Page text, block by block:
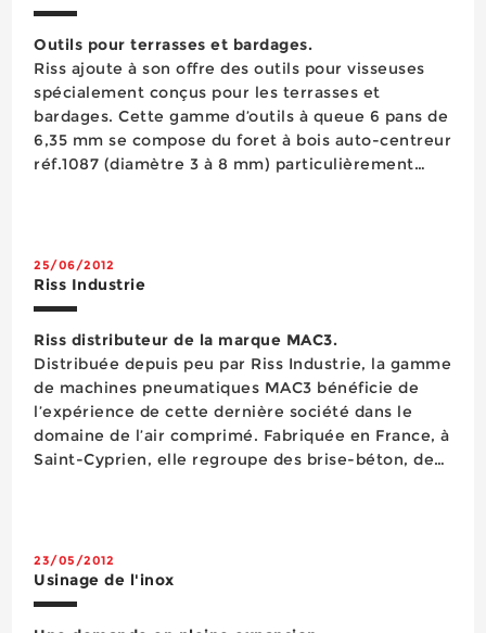
Outils pour terrasses et bardages.
Riss ajoute à son offre des outils pour visseuses
spécialement conçus pour les terrasses et
bardages. Cette gamme d’outils à queue 6 pans de
6,35 mm se compose du foret à bois auto-centreur
réf.1087 (diamètre 3 à 8 mm) particulièrement
25/06/2012
Riss Industrie
Riss distributeur de la marque MAC3.
Distribuée depuis peu par Riss Industrie, la gamme
de machines pneumatiques MAC3 bénéficie de
l’expérience de cette dernière société dans le
domaine de l’air comprimé. Fabriquée en France, à
Saint-Cyprien, elle regroupe des brise-béton, des
23/05/2012
Usinage de l'inox